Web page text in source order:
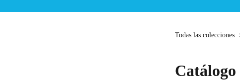
Todas las colecciones